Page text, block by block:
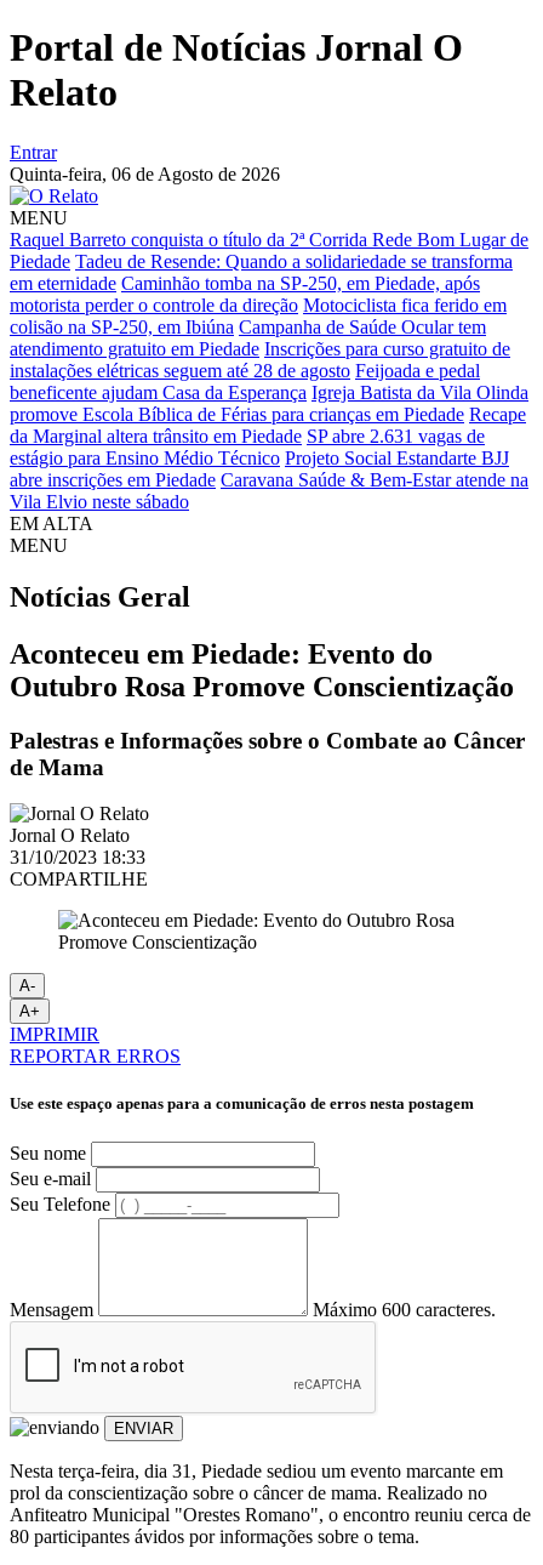
Portal de Notícias Jornal O
Relato
Entrar
Quinta-feira, 06 de Agosto de 2026
MENU
Raquel Barreto conquista o título da 2ª Corrida Rede Bom Lugar de
Piedade Tadeu de Resende: Quando a solidariedade se transforma
em eternidade Caminhão tomba na SP-250, em Piedade, após
motorista perder o controle da direção Motociclista fica ferido em
colisão na SP-250, em Ibiúna Campanha de Saúde Ocular tem
atendimento gratuito em Piedade Inscrições para curso gratuito de
instalações elétricas seguem até 28 de agosto Feijoada e pedal
beneficente ajudam Casa da Esperança Igreja Batista da Vila Olinda
promove Escola Bíblica de Férias para crianças em Piedade Recape
da Marginal altera trânsito em Piedade SP abre 2.631 vagas de
estágio para Ensino Médio Técnico Projeto Social Estandarte BJJ
abre inscrições em Piedade Caravana Saúde & Bem-Estar atende na
Vila Elvio neste sábado
EM ALTA
MENU
Notícias Geral
Aconteceu em Piedade: Evento do
Outubro Rosa Promove Conscientização
Palestras e Informações sobre o Combate ao Câncer
de Mama
Jornal O Relato
31/10/2023 18:33
COMPARTILHE
A-
A+
IMPRIMIR
REPORTAR ERROS
Use este espaço apenas para a comunicação de erros nesta postagem
Seu nome
Seu e-mail
Seu Telefone
Mensagem Máximo 600 caracteres.
ENVIAR
Nesta terça-feira, dia 31, Piedade sediou um evento marcante em
prol da conscientização sobre o câncer de mama. Realizado no
Anfiteatro Municipal "Orestes Romano", o encontro reuniu cerca de
80 participantes ávidos por informações sobre o tema.